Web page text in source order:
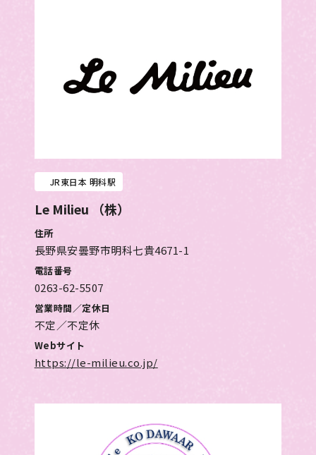
JR東日本 明科駅
Le Milieu （株）
住所
長野県安曇野市明科七貴4671-1
電話番号
0263-62-5507
営業時間／定休日
不定／不定休
Webサイト
https://le-milieu.co.jp/